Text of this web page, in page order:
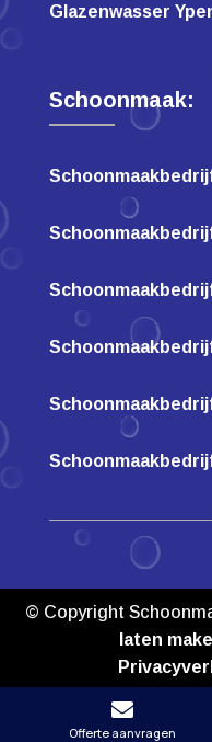
Glazenwasser
Schoonmaak:
© Copyright
laten

Offerte aanvragen